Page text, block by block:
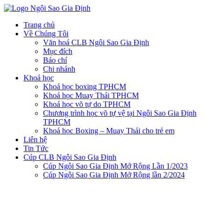
Trang chủ
Về Chúng Tôi
Văn hoá CLB Ngôi Sao Gia Định
Mục đích
Báo chí
Chi nhánh
Khoá học
Khoá học boxing TPHCM
Khoá học Muay Thái TPHCM
Khoá học võ tự do TPHCM
Chương trình học võ tự vệ tại Ngôi Sao Gia Định
TPHCM
Khoá học Boxing – Muay Thái cho trẻ em
Liên hệ
Tin Tức
Cúp CLB Ngôi Sao Gia Định
Cúp Ngôi Sao Gia Định Mở Rộng Lần 1/2023
Cúp Ngôi Sao Gia Định Mở Rộng lần 2/2024